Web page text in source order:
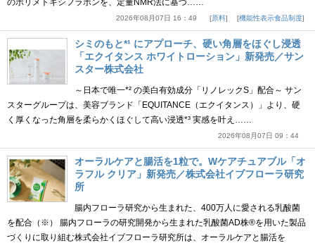
のポリメトキシフラボンを、定量NMR法に基づ……
2026年08月07日 16：49 原料 機能性表示食品制度
シミのもと*¹ にアプローチ、硬い角層をほぐし浸透
「エクイタンス ホワイトローション」新発売／サン
スター株式会社
～日本で唯一*² の美白有効成分「リノレックS」配合～ サン
スターグループは、美容ブランド「EQUITANCE（エクイタンス）」より、硬
く厚くなった角層を柔らかくほぐして高い浸透*³ 実感を叶え……
2026年08月07日 09：44
オーラルケアと腸活を1粒で。Wケアチュアブル「オ
ラフル クリア」新発売／株式会社イブフローラ研究
所
腸内フローラ研究から生まれた、400万人に愛される乳酸菌
を配合（※） 腸内フローラの研究開発から生まれた乳酸菌AD株®を用いた製品
づくりに取り組む株式会社イブフローラ研究所は、オーラルケアと腸活を